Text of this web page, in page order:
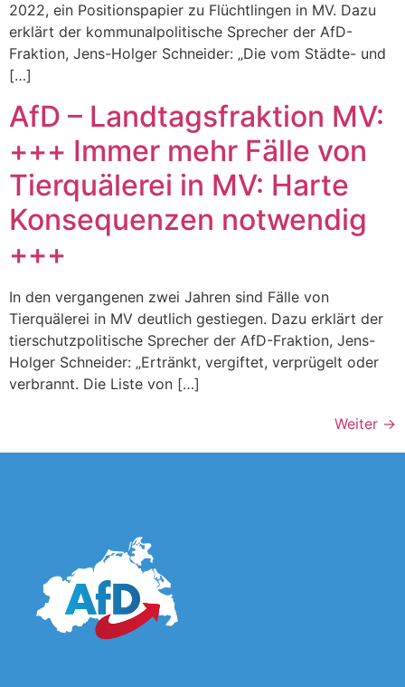
2022, ein Positionspapier zu Flüchtlingen in MV. Dazu
erklärt der kommunalpolitische Sprecher der AfD-
Fraktion, Jens-Holger Schneider: „Die vom Städte- und
[…]
AfD – Landtagsfraktion MV:
+++ Immer mehr Fälle von
Tierquälerei in MV: Harte
Konsequenzen notwendig
+++
In den vergangenen zwei Jahren sind Fälle von
Tierquälerei in MV deutlich gestiegen. Dazu erklärt der
tierschutzpolitische Sprecher der AfD-Fraktion, Jens-
Holger Schneider: „Ertränkt, vergiftet, verprügelt oder
verbrannt. Die Liste von […]
Weiter →